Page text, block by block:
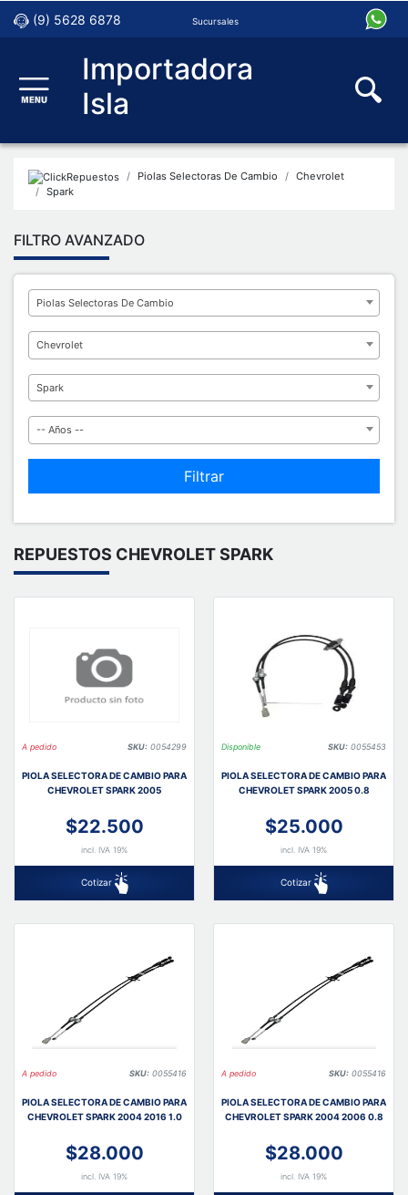
(9) 5628 6878 Sucursales
Importadora
Isla
Piolas Selectoras De Cambio
Chevrolet
Spark
FILTRO AVANZADO
Piolas Selectoras De Cambio
Chevrolet
Spark
-- Años --
Filtrar
REPUESTOS CHEVROLET SPARK
A pedido SKU: 0054299
PIOLA SELECTORA DE CAMBIO PARA
CHEVROLET SPARK 2005
$22.500
incl. IVA 19%
Cotizar
Disponible SKU: 0055453
PIOLA SELECTORA DE CAMBIO PARA
CHEVROLET SPARK 2005 0.8
$25.000
incl. IVA 19%
Cotizar
A pedido SKU: 0055416
PIOLA SELECTORA DE CAMBIO PARA
CHEVROLET SPARK 2004 2016 1.0
$28.000
incl. IVA 19%
A pedido SKU: 0055416
PIOLA SELECTORA DE CAMBIO PARA
CHEVROLET SPARK 2004 2006 0.8
$28.000
incl. IVA 19%